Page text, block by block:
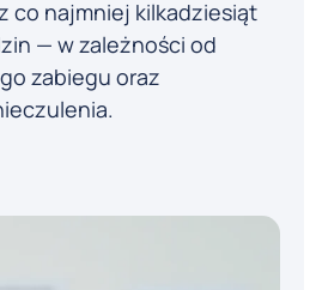
co najmniej kilkadziesiąt
— w zależności od
zabiegu oraz